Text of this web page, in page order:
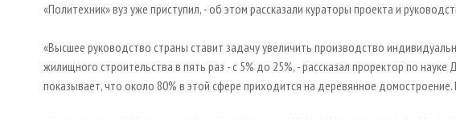
«Политехник» вуз уже приступил, - об этом рассказали кураторы проекта и
«Высшее руководство страны ставит задачу увеличить производство
жилищного строительства в пять раз - с 5% до 25%, - рассказал проректор по
показывает, что около 80% в этой сфере приходится на деревянное